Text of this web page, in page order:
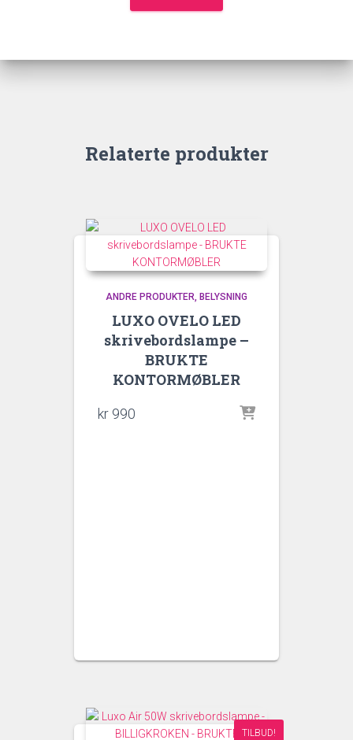
Relaterte produkter
ANDRE PRODUKTER BELYSNING
LUXO OVELO LED
skrivebordslampe –
BRUKTE
KONTORMØBLER
kr 990
TILBUD!